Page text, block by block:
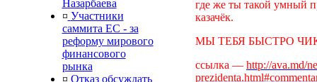
Назарбаева
¤ Участники
саммита ЕС - за
реформу мирового
финансового
рынка
¤ Отказ обсуждать
где же ты такой умный
казачёк.
МЫ ТЕБЯ БЫСТРО
ссылка — http://ava.md/